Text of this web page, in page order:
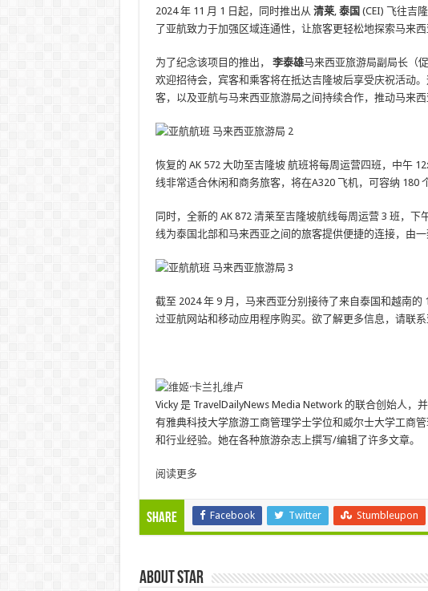
2024 年 11 月 1 日起，同时推出从 清莱, 泰国 (CEI) 飞往吉
了亚航致力于加强区域连通性，让旅客更轻松地探索马来西
为了纪念该项目的推出， 李泰雄马来西亚旅游局副局长（
欢迎招待会，宾客和乘客将在抵达吉隆坡后享受庆祝活动
客，以及亚航与马来西亚旅游局之间持续合作，推动马来
恢复的 AK 572 大叻至吉隆坡 航班将每周运营四班，中午
线非常适合休闲和商务旅客，将在A320 飞机，可容纳 180
同时，全新的 AK 872 清莱至吉隆坡航线每周运营 3 班，
线为泰国北部和马来西亚之间的旅客提供便捷的连接，由一
截至 2024 年 9 月，马来西亚分别接待了来自泰国和越南的
过亚航网站和移动应用程序购买。欲了解更多信息，请联
Vicky 是 TravelDailyNews Media Network 的联合创始人，
有雅典科技大学旅游工商管理学士学位和威尔士大学工商
和行业经验。她在各种旅游杂志上撰写/编辑了许多文章。
阅读更多
Share Facebook Twitter Stumbleupon
About star